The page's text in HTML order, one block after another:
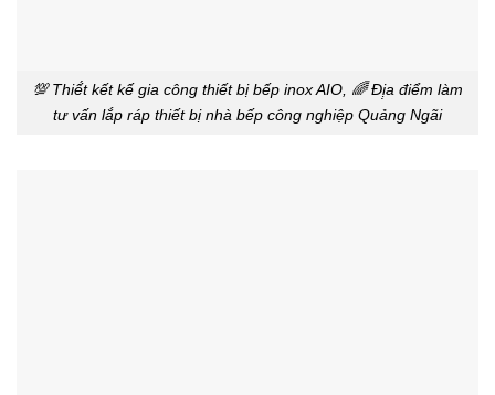
💯 Thiế́t kết kế gia công thiết bị bếp inox AIO, 🌈 Đị̣a điểm làm
tư vấn lắp ráp thiết bị nhà bếp công nghiệp Quảng Ngãi